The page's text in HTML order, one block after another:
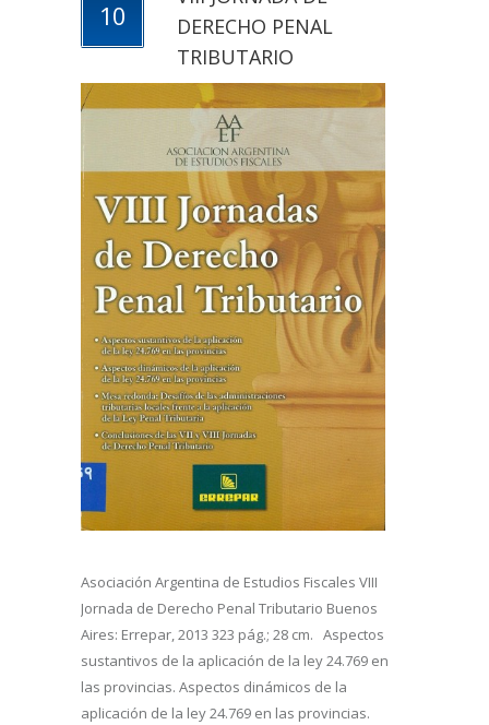
10
DERECHO PENAL
TRIBUTARIO
Asociación Argentina de Estudios Fiscales VIII
Jornada de Derecho Penal Tributario Buenos
Aires: Errepar, 2013 323 pág.; 28 cm. Aspectos
sustantivos de la aplicación de la ley 24.769 en
las provincias. Aspectos dinámicos de la
aplicación de la ley 24.769 en las provincias.